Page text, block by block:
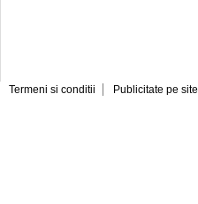
Termeni si conditii Publicitate pe site